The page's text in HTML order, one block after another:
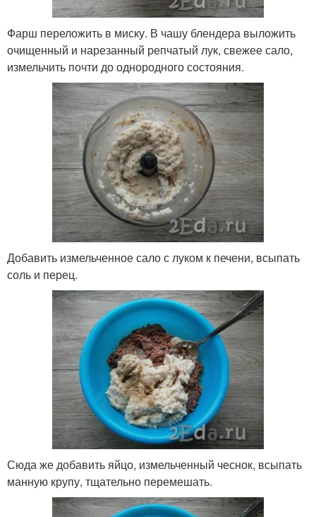
Фарш переложить в миску. В чашу блендера выложить
очищенный и нарезанный репчатый лук, свежее сало,
измельчить почти до однородного состояния.
Добавить измельченное сало с луком к печени, всыпать
соль и перец.
Сюда же добавить яйцо, измельченный чеснок, всыпать
манную крупу, тщательно перемешать.